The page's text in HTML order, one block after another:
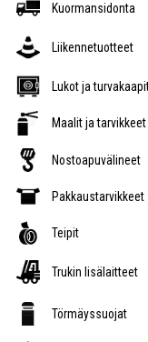
Kuormansidonta
Liikennetuotteet
Lukot ja
Maalit ja tarvikkeet
Nostoapuvälineet
Pakkaustarvikkeet
Teipit
Trukin lisälaitteet
Törmäyssuojat